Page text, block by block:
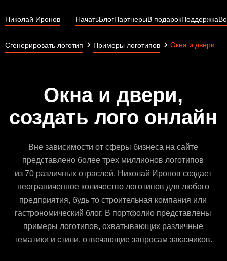
Николай Иронов НачатьБлогПартнерыВ подарокПоддержка
Сгенерировать логотип Примеры логотипов Окна и двери
Окна и двери,
создать лого онлайн
Вне зависимости от сферы бизнеса на сайте
представлено более трех миллионов логотипов
из 70 различных отраслей. Николай Иронов создает
неограниченное количество логотипов для любого
предприятия, будь то строительная компания или
гастрономический блог. В портфолио представлены
примеры логотипов, охватывающих различные
тематики и стили, отвечающие запросам заказчиков.